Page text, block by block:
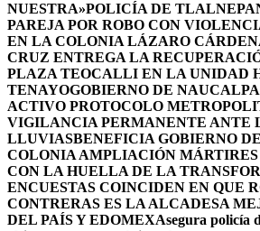
NUESTRA»POLICÍA DE
PAREJA POR ROBO CON
EN LA COLONIA LÁZARO
CRUZ ENTREGA LA
PLAZA TEOCALLI EN LA UNIDAD
TENAYOGOBIERNO DE
ACTIVO PROTOCOLO
VIGILANCIA PERMANENTE ANTE
LLUVIASBENEFICIA GOBIERNO
COLONIA AMPLIACIÓN
CON LA HUELLA DE LA
ENCUESTAS COINCIDEN EN QUE
CONTRERAS ES LA ALCADESA
DEL PAÍS Y EDOMEXAsegura policía